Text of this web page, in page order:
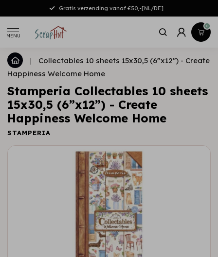
Gratis verzending vanaf €50,-[NL/DE]
MENU
0
|
Collectables 10 sheets 15x30,5 (6”x12”) - Create
Happiness Welcome Home
Stamperia Collectables 10 sheets
15x30,5 (6”x12”) - Create
Happiness Welcome Home
STAMPERIA